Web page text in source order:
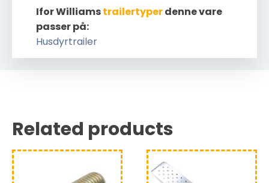
Ifor Williamstrailertyperdenne vare
passer på:
Husdyrtrailer
Related products